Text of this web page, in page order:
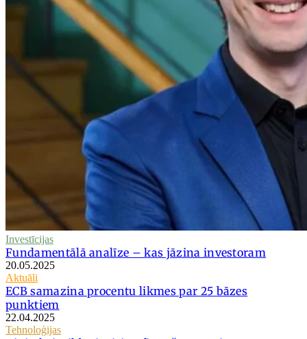
Investīcijas
Fundamentālā analīze – kas jāzina investoram
20.05.2025
Aktuāli
ECB samazina procentu likmes par 25 bāzes
punktiem
22.04.2025
Tehnoloģijas